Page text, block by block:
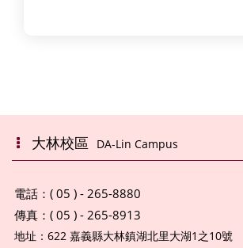
大林校區 DA-Lin Campus
電話：( 05 ) - 265-8880
傳真：( 05 ) - 265-8913
地址： 622 嘉義縣大林鎮湖北里大湖1之10號